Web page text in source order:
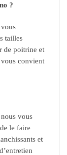
?
tailles
de poitrine et
convient
vous
le faire
et